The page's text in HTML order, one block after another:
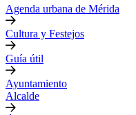
Agenda urbana de Mérida
Cultura y Festejos
Guía útil
Ayuntamiento
Alcalde